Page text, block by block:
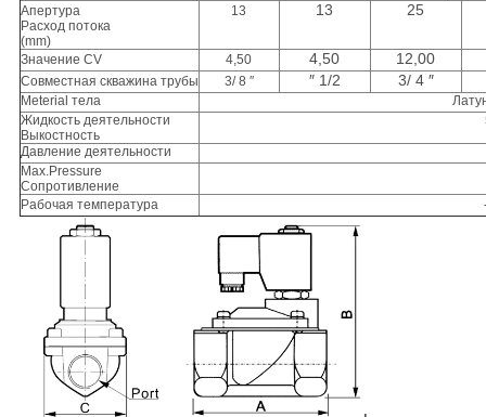
Апертура
Расход потока
(mm)
13 13 25
Значение CV 4,50 4,50 12,00
Совместная скважина трубы 3/ 8 ″ ″ 1/2 3/ 4 ″
Meterial тела
Жидкость деятельности
Выкостность
Давление деятельности
Max.Pressure
Сопротивление
Рабочая температура